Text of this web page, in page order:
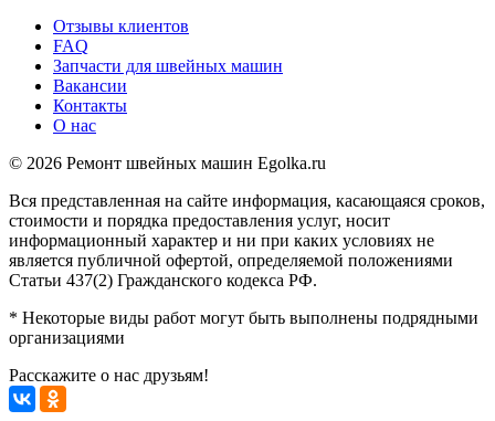
Отзывы клиентов
FAQ
Запчасти для швейных машин
Вакансии
Контакты
О нас
© 2026 Ремонт швейных машин Egolka.ru
Вся представленная на сайте информация, касающаяся сроков,
стоимости и порядка предоставления услуг, носит
информационный характер и ни при каких условиях не
является публичной офертой, определяемой положениями
Статьи 437(2) Гражданского кодекса РФ.
* Некоторые виды работ могут быть выполнены подрядными
организациями
Расскажите о нас друзьям!